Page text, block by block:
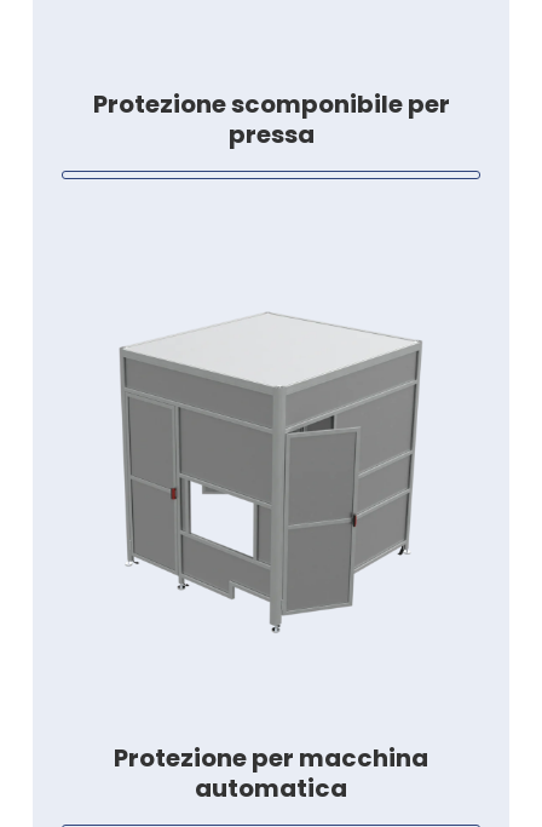
Protezione scomponibile per
pressa
Protezione per macchina
automatica